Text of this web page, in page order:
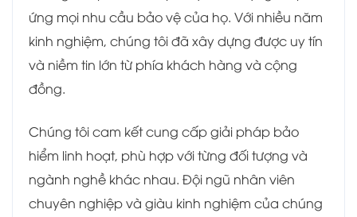
ứng mọi nhu cầu bảo vệ của họ. Với nhiều năm
kinh nghiệm, chúng tôi đã xây dựng được uy tín
và niềm tin lớn từ phía khách hàng và cộng
đồng.
Chúng tôi cam kết cung cấp giải pháp bảo
hiểm linh hoạt, phù hợp với từng đối tượng và
ngành nghề khác nhau. Đội ngũ nhân viên
chuyên nghiệp và giàu kinh nghiệm của chúng